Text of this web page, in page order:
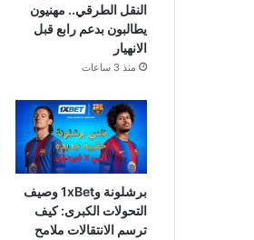
النقل الطرقي.. مهنيون
يطالبون بدعم رابع قبل
الانهيار
منذ 3 ساعات
برشلونة و1xBet وصيف
التحولات الكبرى: كيف
ترسم الانتقالات ملامح